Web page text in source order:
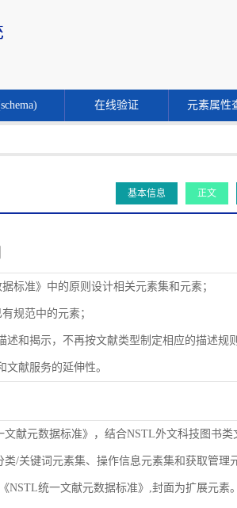
在线验证 元素属性
基本信息 正文
标准》中的原则设计相关元素集和元素；
规范中的元素；
述和揭示，不再按文献类型制定相应的描述规则
献服务的延伸性。
献元数据标准》，结合NSTL外文科技图书
/关键词元素集、操作信息元素集和获取管
NSTL统一文献元数据标准》,封面为扩展元